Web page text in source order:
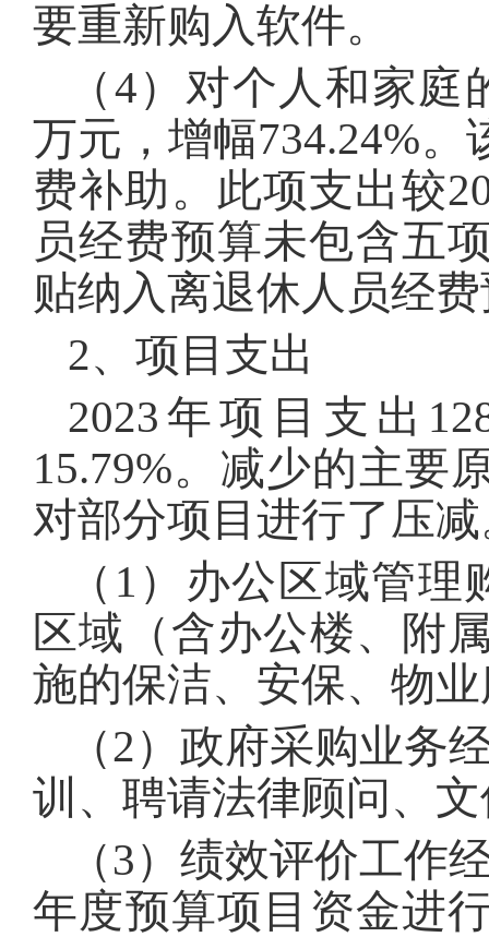
要重新购入软件。
（4）对个人和家庭
万元，增幅734.24%
费补助。此项支出较
员经费预算未包含五
贴纳入离退休人员经
2、项目支出
2023年项目支出
15.79%。减少的主要
对部分项目进行了压
（1）办公区域管
区域（含办公楼、附
施的保洁、安保、物
（2）政府采购业务
训、聘请法律顾问、
（3）绩效评价工作
年度预算项目资金进